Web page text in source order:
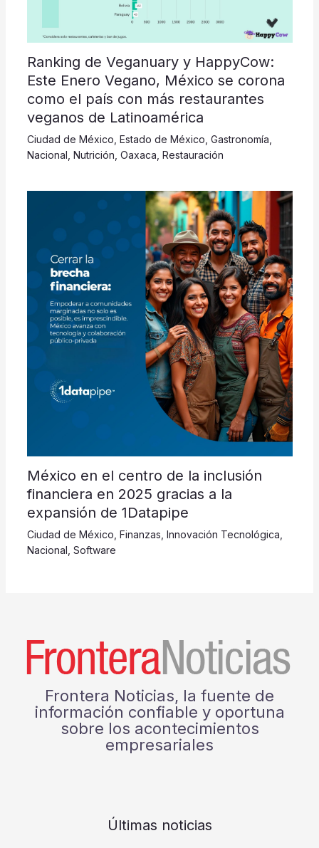
Ranking de Veganuary y HappyCow:
Este Enero Vegano, México se corona
como el país con más restaurantes
veganos de Latinoamérica
Ciudad de México Estado de México Gastronomía
Nacional Nutrición Oaxaca Restauración
México en el centro de la inclusión
financiera en 2025 gracias a la
expansión de 1Datapipe
Ciudad de México Finanzas Innovación Tecnológica
Nacional Software
Frontera Noticias, la fuente de
información confiable y oportuna
sobre los acontecimientos
empresariales
Últimas noticias